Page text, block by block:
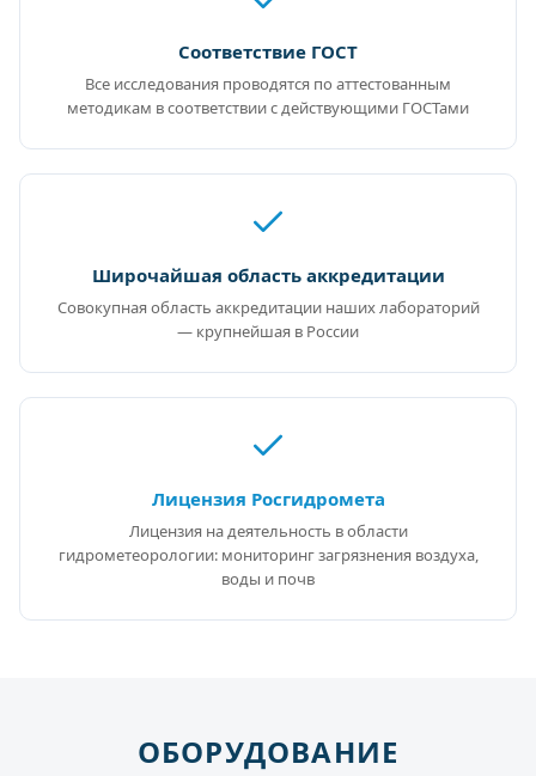
Соответствие ГОСТ
Все исследования проводятся по аттестованным
методикам в соответствии с действующими ГОСТами
Широчайшая область аккредитации
Совокупная область аккредитации наших лабораторий
— крупнейшая в России
Лицензия Росгидромета
Лицензия на деятельность в области
гидрометеорологии: мониторинг загрязнения воздуха,
воды и почв
ОБОРУДОВАНИЕ